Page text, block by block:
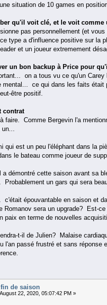
situation de 10 games en
qu'il voit clé, et le voit
pas personnellement (et
type a d'influence positive sur la
et un joueur extremement
un bon backup à Price pour
on a tous vu ce qu'un
mental... ce qui dans les faits était
être positif.
contrat
à faire. Comme Bergevin l'a
qui est un peu l'éléphant dans la
le bateau comme joueur de
a démontré cette saison avant sa
Probablement un gars qui sera
c'était épouvantable en saison et
Romanov sera un upgrade? Est-
paix en terme de nouvelles
t-il de Julien? Malaise
l'an passé frustré et sans réponse
de saison
August 22, 2020, 05:07:42 PM »